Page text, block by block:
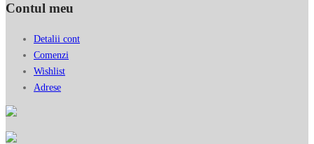
Contul meu
Detalii cont
Comenzi
Wishlist
Adrese